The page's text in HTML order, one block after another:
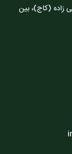
زاده (کاج)، بین